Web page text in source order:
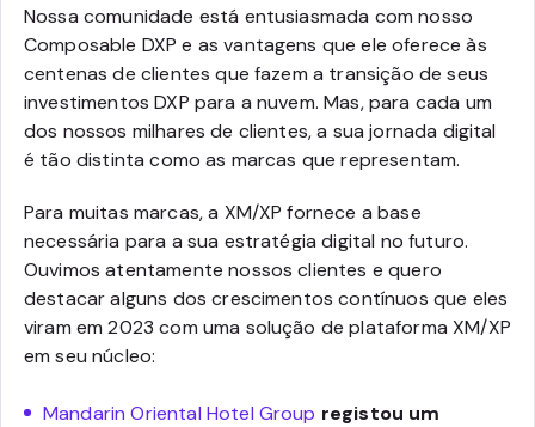
Nossa comunidade está entusiasmada com nosso
Composable DXP e as vantagens que ele oferece às
centenas de clientes que fazem a transição de seus
investimentos DXP para a nuvem. Mas, para cada um
dos nossos milhares de clientes, a sua jornada digital
é tão distinta como as marcas que representam.
Para muitas marcas, a XM/XP fornece a base
necessária para a sua estratégia digital no futuro.
Ouvimos atentamente nossos clientes e quero
destacar alguns dos crescimentos contínuos que eles
viram em 2023 com uma solução de plataforma XM/XP
em seu núcleo:
Mandarin Oriental Hotel Group registou um